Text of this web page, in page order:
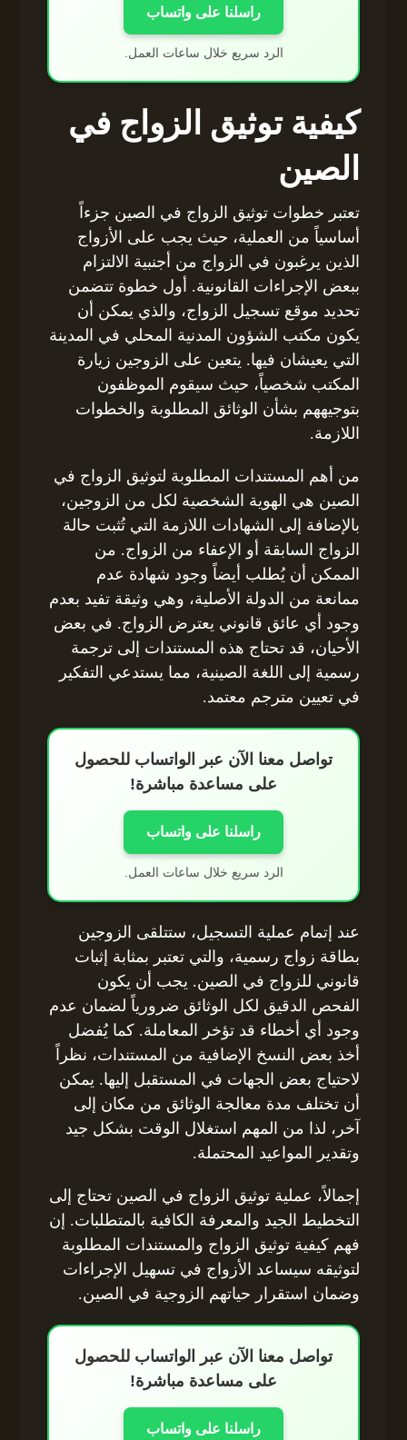
راسلنا على واتساب
الرد سريع خلال ساعات العمل.
كيفية توثيق الزواج في
الصين
تعتبر خطوات توثيق الزواج في الصين جزءاً
أساسياً من العملية، حيث يجب على الأزواج
الذين يرغبون في الزواج من أجنبية الالتزام
ببعض الإجراءات القانونية. أول خطوة تتضمن
تحديد موقع تسجيل الزواج، والذي يمكن أن
يكون مكتب الشؤون المدنية المحلي في المدينة
التي يعيشان فيها. يتعين على الزوجين زيارة
المكتب شخصياً، حيث سيقوم الموظفون
بتوجيههم بشأن الوثائق المطلوبة والخطوات
اللازمة.
من أهم المستندات المطلوبة لتوثيق الزواج في
الصين هي الهوية الشخصية لكل من الزوجين،
بالإضافة إلى الشهادات اللازمة التي تُثبت حالة
الزواج السابقة أو الإعفاء من الزواج. من
الممكن أن يُطلب أيضاً وجود شهادة عدم
ممانعة من الدولة الأصلية، وهي وثيقة تفيد بعدم
وجود أي عائق قانوني يعترض الزواج. في بعض
الأحيان، قد تحتاج هذه المستندات إلى ترجمة
رسمية إلى اللغة الصينية، مما يستدعي التفكير
في تعيين مترجم معتمد.
تواصل معنا الآن عبر الواتساب للحصول
على مساعدة مباشرة!
راسلنا على واتساب
الرد سريع خلال ساعات العمل.
عند إتمام عملية التسجيل، ستتلقى الزوجين
بطاقة زواج رسمية، والتي تعتبر بمثابة إثبات
قانوني للزواج في الصين. يجب أن يكون
الفحص الدقيق لكل الوثائق ضرورياً لضمان عدم
وجود أي أخطاء قد تؤخر المعاملة. كما يُفضل
أخذ بعض النسخ الإضافية من المستندات، نظراً
لاحتياج بعض الجهات في المستقبل إليها. يمكن
أن تختلف مدة معالجة الوثائق من مكان إلى
آخر، لذا من المهم استغلال الوقت بشكل جيد
وتقدير المواعيد المحتملة.
إجمالاً، عملية توثيق الزواج في الصين تحتاج إلى
التخطيط الجيد والمعرفة الكافية بالمتطلبات. إن
فهم كيفية توثيق الزواج والمستندات المطلوبة
لتوثيقه سيساعد الأزواج في تسهيل الإجراءات
وضمان استقرار حياتهم الزوجية في الصين.
تواصل معنا الآن عبر الواتساب للحصول
على مساعدة مباشرة!
راسلنا على واتساب